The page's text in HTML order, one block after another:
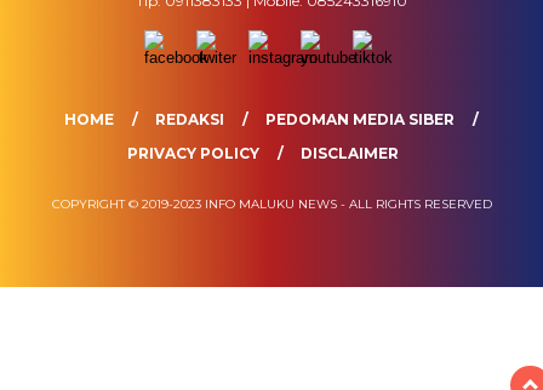
HOME REDAKSI
PEDOMAN MEDIA SIBER
PRIVACY POLICY
DISCLAIMER
COPYRIGHT © 2019-2023 INFO MALUKU NEWS - ALL RIGHTS RESERVED